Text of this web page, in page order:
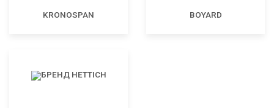
KRONOSPAN BOYARD